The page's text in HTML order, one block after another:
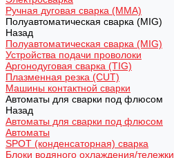
Ручная дуговая сварка (MMA)
Полуавтоматическая сварка (MIG)
Назад
Полуавтоматическая сварка (MIG)
Устройства подачи проволоки
Аргонодуговая сварка (TIG)
Плазменная резка (CUT)
Машины контактной сварки
Автоматы для сварки под флюсом
Назад
Автоматы для сварки под флюсом
Автоматы
SPOT (конденсаторная) сварка
Блоки водяного охлаждения/тележки